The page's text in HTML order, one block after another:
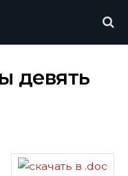
девять